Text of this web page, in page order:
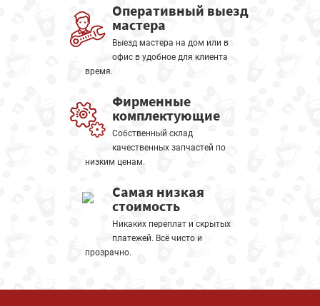
Оперативный выезд
мастера
Выезд мастера на дом или в
офис в удобное для клиента
время.
Фирменные
комплектующие
Собственный склад
качественных запчастей по
низким ценам.
Самая низкая
стоимость
Никаких переплат и скрытых
платежей. Всё чисто и
прозрачно.